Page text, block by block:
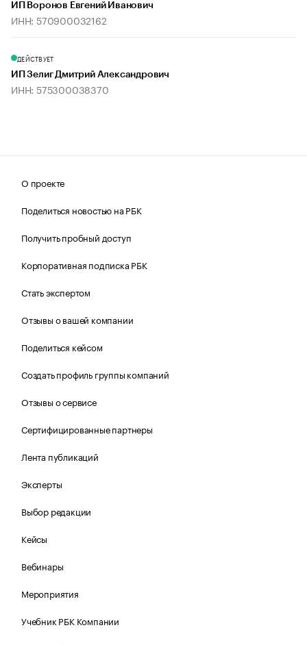
ИП Воронов Евгений Иванович
ИНН: 570900032162
ДЕЙСТВУЕТ
ИП Зелиг Дмитрий Александрович
ИНН: 575300038370
О проекте
Поделиться новостью на РБК
Получить пробный доступ
Корпоративная подписка РБК
Стать экспертом
Отзывы о вашей компании
Поделиться кейсом
Создать профиль группы компаний
Отзывы о сервисе
Сертифицированные партнеры
Лента публикаций
Эксперты
Выбор редакции
Кейсы
Вебинары
Мероприятия
Учебник РБК Компании